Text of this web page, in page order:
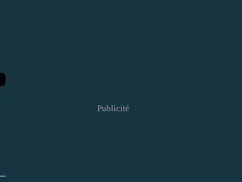
Publicité